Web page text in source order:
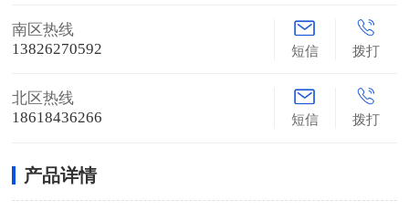
南区热线
13826270592
短信 拨打
北区热线
18618436266
短信 拨打
产品详情